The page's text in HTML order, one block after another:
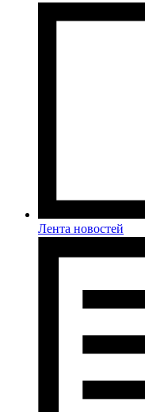
Лента новостей